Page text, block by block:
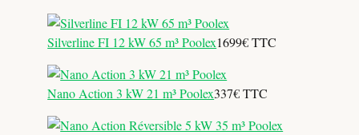
Silverline FI 12 kW 65 m³ Poolex1699€ TTC
Nano Action 3 kW 21 m³ Poolex337€ TTC